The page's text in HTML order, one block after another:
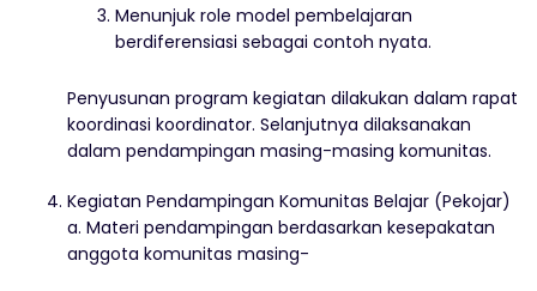
Menunjuk role model pembelajaran
berdiferensiasi sebagai contoh nyata.
Penyusunan program kegiatan dilakukan dalam rapat
koordinasi koordinator. Selanjutnya dilaksanakan
dalam pendampingan masing-masing komunitas.
Kegiatan Pendampingan Komunitas Belajar (Pekojar)
a. Materi pendampingan berdasarkan kesepakatan
anggota komunitas masing-